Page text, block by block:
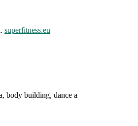
superfitness.eu
body building, dance a